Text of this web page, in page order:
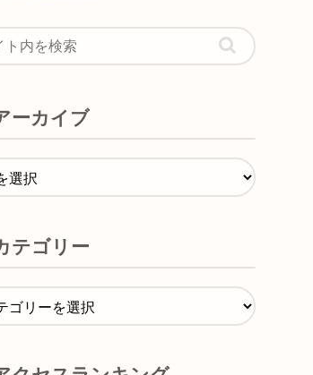
ーカイブ
テゴリー